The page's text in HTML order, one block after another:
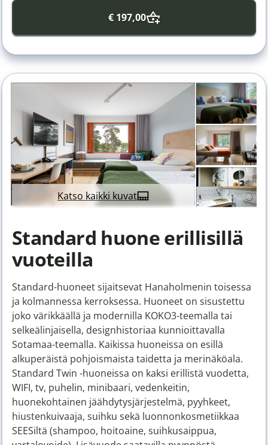
€ 197,00
Katso kaikki kuvat
Standard huone erillisillä
vuoteilla
Standard-huoneet sijaitsevat Hanaholmenin toisessa
ja kolmannessa kerroksessa. Huoneet on sisustettu
joko värikkäällä ja modernilla KOKO3-teemalla tai
selkeälinjaisella, designhistoriaa kunnioittavalla
Sotamaa-teemalla. Kaikissa huoneissa on esillä
alkuperäistä pohjoismaista taidetta ja merinäköala.
Standard Twin -huoneissa on kaksi erillistä vuodetta,
WIFI, tv, puhelin, minibaari, vedenkeitin,
huonekohtainen jäähdytysjärjestelmä, pyyhkeet,
hiustenkuivaaja, suihku sekä luonnonkosmetiikkaa
SEESiltä (shampoo, hoitoaine, suihkusaippua,